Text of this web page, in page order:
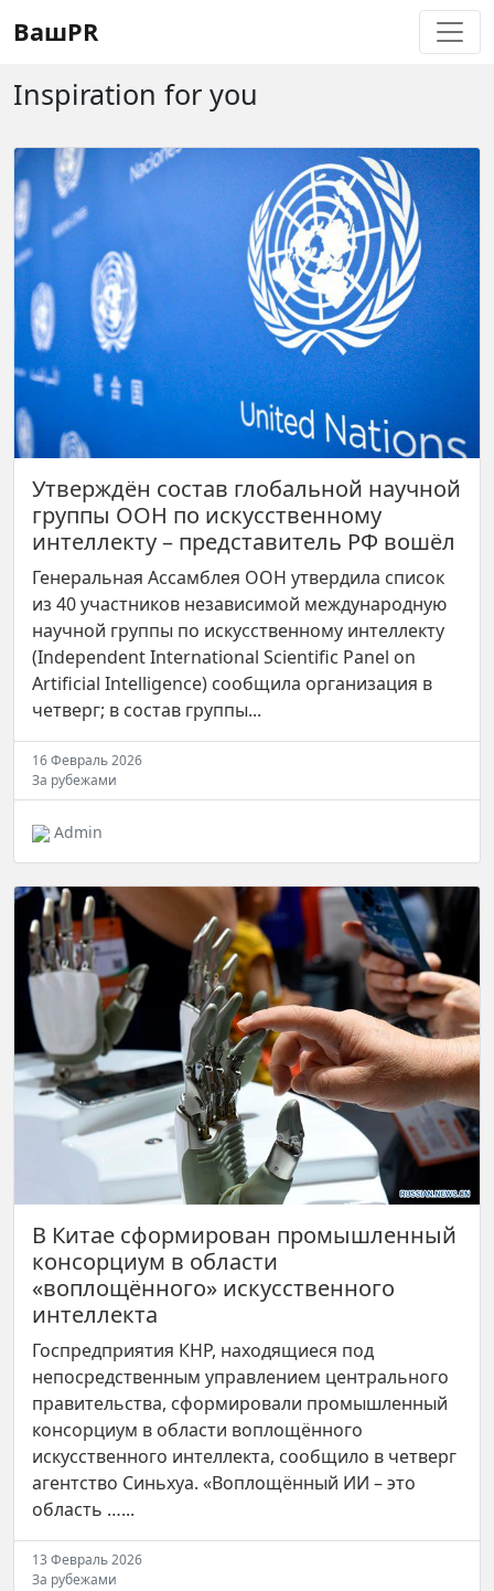
Регистрация
ВашPR
Inspiration for you
Утверждён состав глобальной научной
группы ООН по искусственному
интеллекту – представитель РФ вошёл
Генеральная Ассамблея ООН утвердила список
из 40 участников независимой международную
научной группы по искусственному интеллекту
(Independent International Scientific Panel on
Artificial Intelligence) сообщила организация в
четверг; в состав группы...
16 Февраль 2026
За рубежами
Admin
В Китае сформирован промышленный
консорциум в области
«воплощённого» искусственного
интеллекта
Госпредприятия КНР, находящиеся под
непосредственным управлением центрального
правительства, сформировали промышленный
консорциум в области воплощённого
искусственного интеллекта, сообщило в четверг
агентство Синьхуа. «Воплощённый ИИ – это
область …...
13 Февраль 2026
За рубежами